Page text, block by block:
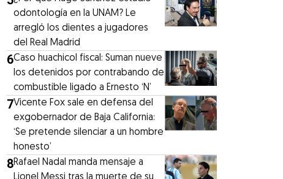
odontología en la UNAM? Le
arregló los dientes a jugadores
del Real Madrid
6Caso huachicol fiscal: Suman nueve
los detenidos por contrabando de
combustible ligado a Ernesto ‘N’
7Vicente Fox sale en defensa del
exgobernador de Baja California:
‘Se pretende silenciar a un hombre
honesto’
8Rafael Nadal manda mensaje a